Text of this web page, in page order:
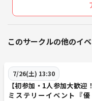
このサークルの他のイ
7/26(土) 13:30
【初参加・1人参加大歓迎
ミステリーイベント『